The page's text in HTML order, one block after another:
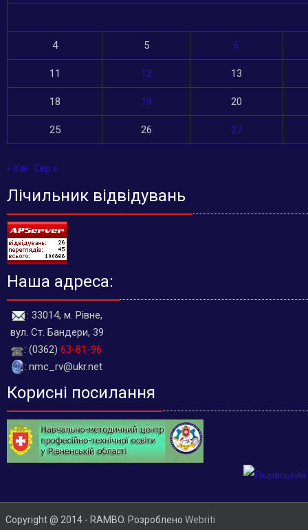
4 5 6
11 12 13
18 19 20
25 26 27
« Кві Сер »
Лічильник відвідувань
Наша адреса:
: 33014, м. Рівне,
вул. Ст. Бандери, 39
: (0362) 63-81-96
: nmc_rv@ukr.net
Корисні посилання
Copyright @ 2014 - RAMBO. Розроблено Webriti